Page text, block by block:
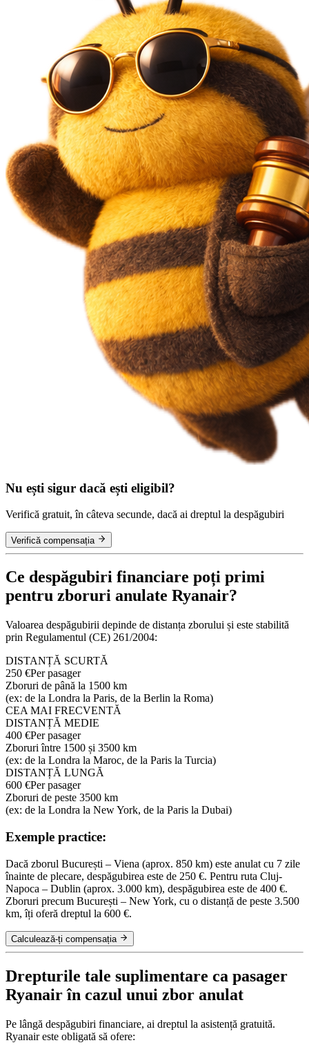
Nu ești sigur dacă ești eligibil?
Verifică gratuit, în câteva secunde, dacă ai dreptul la despăgubiri
Verifică compensația
Ce despăgubiri financiare poți primi
pentru zboruri anulate Ryanair?
Valoarea despăgubirii depinde de distanța zborului și este stabilită
prin Regulamentul (CE) 261/2004:
DISTANȚĂ SCURTĂ
250 €Per pasager
Zboruri de până la 1500 km
(ex: de la Londra la Paris, de la Berlin la Roma)
CEA MAI FRECVENTĂ
DISTANȚĂ MEDIE
400 €Per pasager
Zboruri între 1500 și 3500 km
(ex: de la Londra la Maroc, de la Paris la Turcia)
DISTANȚĂ LUNGĂ
600 €Per pasager
Zboruri de peste 3500 km
(ex: de la Londra la New York, de la Paris la Dubai)
Exemple practice:
Dacă zborul București – Viena (aprox. 850 km) este anulat cu 7 zile
înainte de plecare, despăgubirea este de 250 €. Pentru ruta Cluj-
Napoca – Dublin (aprox. 3.000 km), despăgubirea este de 400 €.
Zboruri precum București – New York, cu o distanță de peste 3.500
km, îți oferă dreptul la 600 €.
Calculează-ți compensația
Drepturile tale suplimentare ca pasager
Ryanair în cazul unui zbor anulat
Pe lângă despăgubiri financiare, ai dreptul la asistență gratuită.
Ryanair este obligată să ofere: